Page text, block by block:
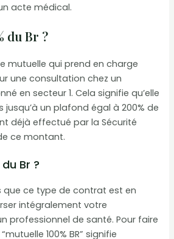
acte médical.
du Br ?
mutuelle qui prend en charge
une consultation chez un
en secteur 1. Cela signifie qu’elle
jusqu’à un plafond égal à 200% de
déjà effectué par la Sécurité
ce montant.
Br ?
que ce type de contrat est en
intégralement votre
professionnel de santé. Pour faire
100% BR” signifie